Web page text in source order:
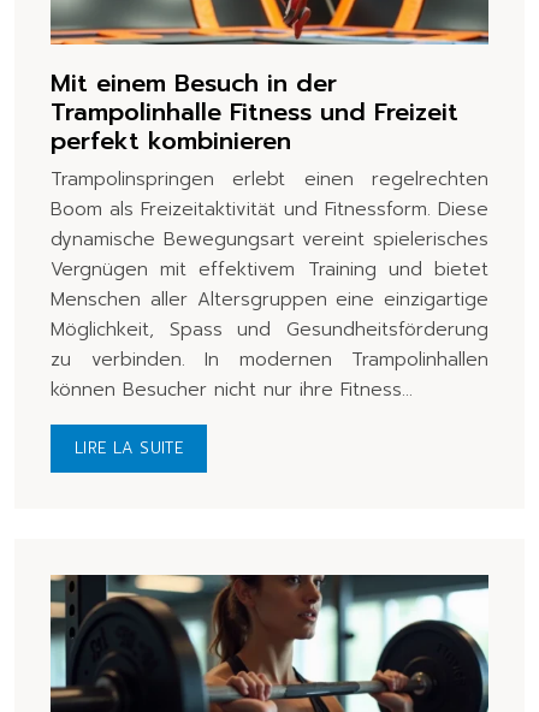
Mit einem Besuch in der
Trampolinhalle Fitness und Freizeit
perfekt kombinieren
Trampolinspringen erlebt einen regelrechten
Boom als Freizeitaktivität und Fitnessform. Diese
dynamische Bewegungsart vereint spielerisches
Vergnügen mit effektivem Training und bietet
Menschen aller Altersgruppen eine einzigartige
Möglichkeit, Spass und Gesundheitsförderung
zu verbinden. In modernen Trampolinhallen
können Besucher nicht nur ihre Fitness…
LIRE LA SUITE